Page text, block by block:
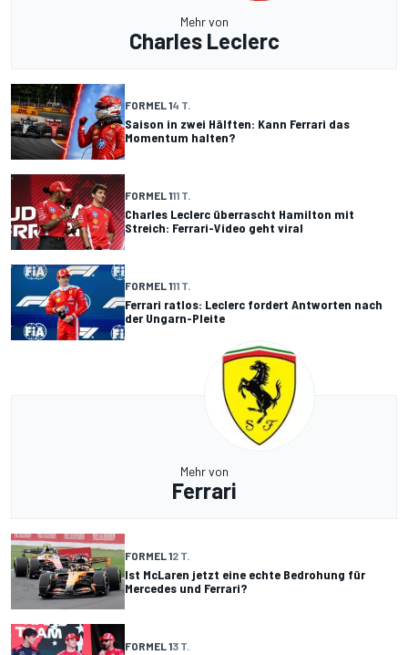
Mehr von
Charles Leclerc
FORMEL 14 T.
Saison in zwei Hälften: Kann Ferrari das
Momentum halten?
FORMEL 111 T.
Charles Leclerc überrascht Hamilton mit
Streich: Ferrari-Video geht viral
FORMEL 111 T.
Ferrari ratlos: Leclerc fordert Antworten nach
der Ungarn-Pleite
Mehr von
Ferrari
FORMEL 12 T.
Ist McLaren jetzt eine echte Bedrohung für
Mercedes und Ferrari?
FORMEL 13 T.